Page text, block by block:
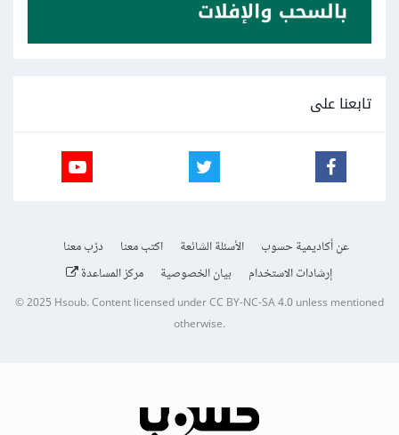
تابعنا على
عن أكاديمية حسوب الأسئلة الشائعة اكتب معنا
درّب معنا
إرشادات الاستخدام
بيان الخصوصية مركز المساعدة
© 2025Hsoub.Content licensed underCC BY-NC-SA 4.0unless mentioned
otherwise.